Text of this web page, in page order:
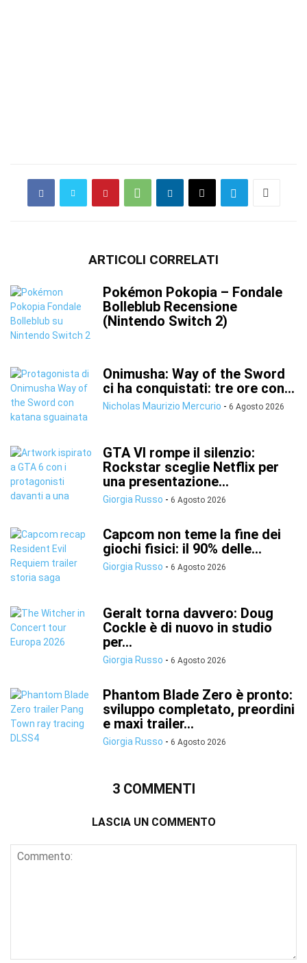
ARTICOLI CORRELATI
Pokémon Pokopia – Fondale
Bolleblub Recensione
(Nintendo Switch 2)
Onimusha: Way of the Sword
ci ha conquistati: tre ore con...
Nicholas Maurizio Mercurio - 6 Agosto 2026
GTA VI rompe il silenzio:
Rockstar sceglie Netflix per
una presentazione...
Giorgia Russo - 6 Agosto 2026
Capcom non teme la fine dei
giochi fisici: il 90% delle...
Giorgia Russo - 6 Agosto 2026
Geralt torna davvero: Doug
Cockle è di nuovo in studio
per...
Giorgia Russo - 6 Agosto 2026
Phantom Blade Zero è pronto:
sviluppo completato, preordini
e maxi trailer...
Giorgia Russo - 6 Agosto 2026
3 COMMENTI
LASCIA UN COMMENTO